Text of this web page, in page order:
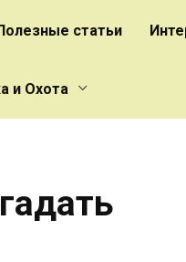
статьи
и Охота